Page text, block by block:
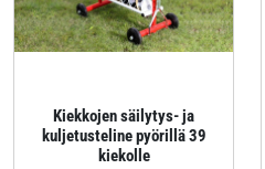
Kiekkojen säilytys- ja
kuljetusteline pyörillä 39
kiekolle